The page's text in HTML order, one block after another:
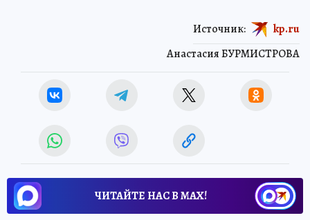
Анастасия БУРМИСТРОВА
Источник: kp.ru
ЧИТАЙТЕ НАС В МАХ!